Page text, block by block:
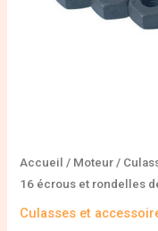
Accueil / Moteur /
16 écrous et rondelles
Culasses et
diamètre